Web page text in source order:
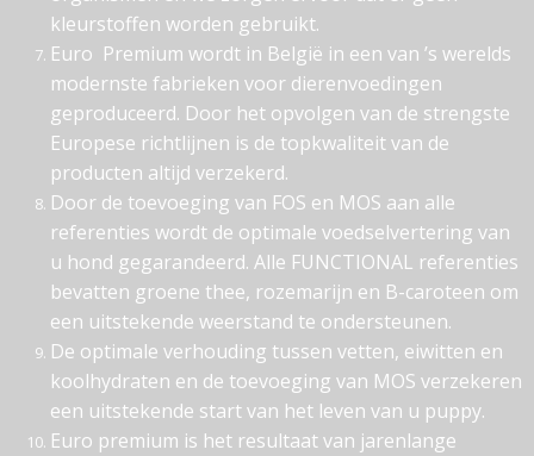
kleurstoffen worden gebruikt.
Euro Premium wordt in België in een van ’s werelds
modernste fabrieken voor dierenvoedingen
geproduceerd. Door het opvolgen van de strengste
Europese richtlijnen is de topkwaliteit van de
producten altijd verzekerd.
Door de toevoeging van FOS en MOS aan alle
referenties wordt de optimale voedselvertering van
u hond gegarandeerd. Alle FUNCTIONAL referenties
bevatten groene thee, rozemarijn en B-caroteen om
een uitstekende weerstand te ondersteunen.
De optimale verhouding tussen vetten, eiwitten en
koolhydraten en de toevoeging van MOS verzekeren
een uitstekende start van het leven van u puppy.
Euro premium is het resultaat van jarenlange